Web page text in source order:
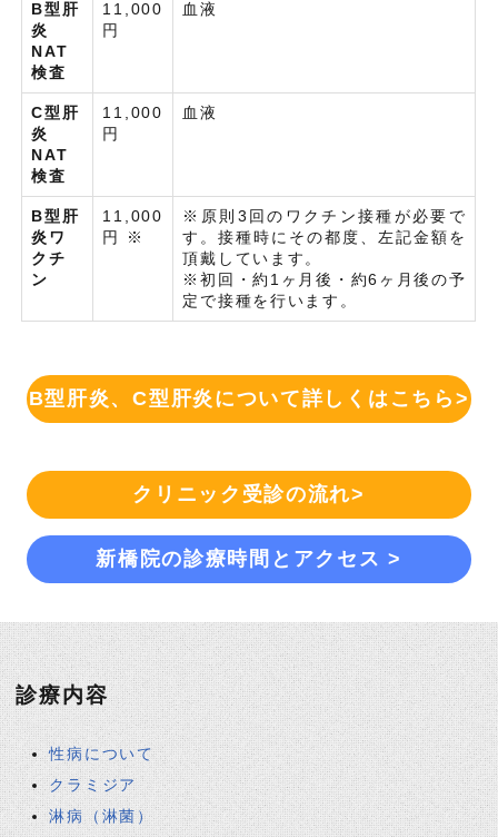
B型肝
炎
NAT
検査
11,000
円
血液
C型肝
炎
NAT
検査
11,000
円
血液
B型肝
炎ワ
クチ
ン
11,000
円 ※
※原則3回のワクチン接種が必要で
す。接種時にその都度、左記金額を
頂戴しています。
※初回・約1ヶ月後・約6ヶ月後の予
定で接種を行います。
B型肝炎、C型肝炎について詳しくはこちら>
クリニック受診の流れ>
新橋院の診療時間とアクセス >
診療内容
性病について
クラミジア
淋病（淋菌）